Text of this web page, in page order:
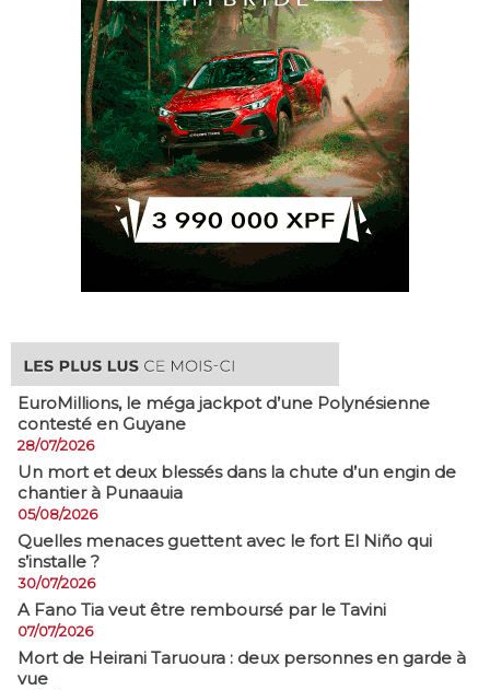
EuroMillions, ​le méga jackpot d’une Polynésienne
contesté en Guyane
28/07/2026
​Un mort et deux blessés dans la chute d’un engin de
chantier à Punaauia
05/08/2026
Quelles menaces guettent avec le fort El Niño qui
s’installe ?
30/07/2026
A Fano Tia veut être remboursé par le Tavini
07/07/2026
Mort de Heirani Taruoura : deux personnes en garde à
vue